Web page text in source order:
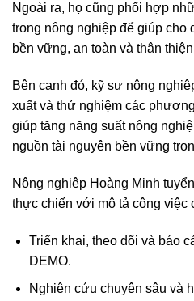
Ngoài ra, họ cũng phối hợp
trong nông nghiệp để giúp cho
bền vững, an toàn và thân
Bên cạnh đó, kỹ sư nông
xuất và thử nghiệm các
giúp tăng năng suất nông
nguồn tài nguyên bền vững
Nông nghiệp Hoàng Minh
thực chiến với mô tả công việc
Triển khai, theo dõi và báo
DEMO.
Nghiên cứu chuyên sâu và